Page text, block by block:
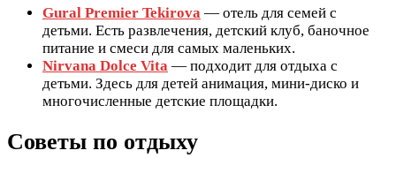
Gural Premier Tekirova — отель для семей с
детьми. Есть развлечения, детский клуб, баночное
питание и смеси для самых маленьких.
Nirvana Dolce Vita — подходит для отдыха с
детьми. Здесь для детей анимация, мини-диско и
многочисленные детские площадки.
Советы по отдыху